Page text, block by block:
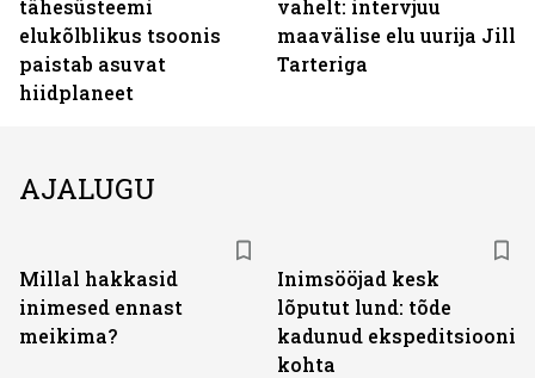
tähesüsteemi
elukõlblikus tsoonis
paistab asuvat
hiidplaneet
vahelt: intervjuu
maavälise elu uurija Jill
Tarteriga
AJALUGU
Millal hakkasid
inimesed ennast
meikima?
Inimsööjad kesk
lõputut lund: tõde
kadunud ekspeditsiooni
kohta